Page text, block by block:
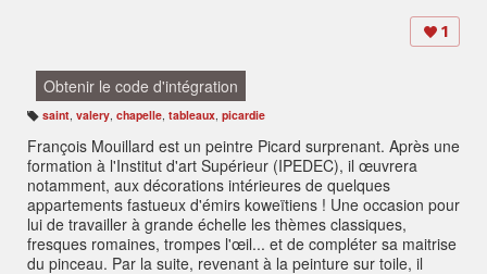
u
e
s:
1
Obtenir le code d'intégration
B
ali
s
e
s
:
saint, valery, chapelle, tableaux, picardie
François Mouillard est un peintre Picard surprenant. Après une
formation à l'Institut d'art Supérieur (IPEDEC), il œuvrera
notamment, aux décorations intérieures de quelques
appartements fastueux d'émirs koweïtiens ! Une occasion pour
lui de travailler à grande échelle les thèmes classiques,
fresques romaines, trompes l'œil... et de compléter sa maitrise
du pinceau. Par la suite, revenant à la peinture sur toile, il